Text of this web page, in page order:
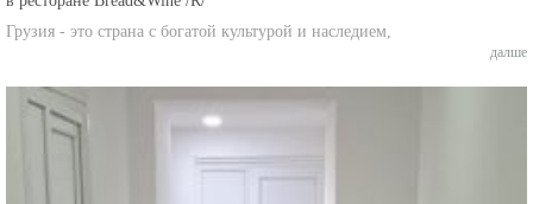
Грузия - это страна с богатой культурой и наследием,